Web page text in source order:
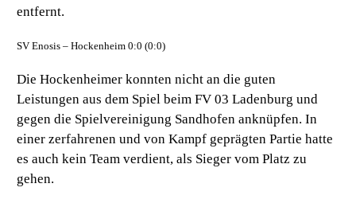
entfernt.
SV Enosis – Hockenheim 0:0 (0:0)
Die Hockenheimer konnten nicht an die guten
Leistungen aus dem Spiel beim FV 03 Ladenburg und
gegen die Spielvereinigung Sandhofen anknüpfen. In
einer zerfahrenen und von Kampf geprägten Partie hatte
es auch kein Team verdient, als Sieger vom Platz zu
gehen.